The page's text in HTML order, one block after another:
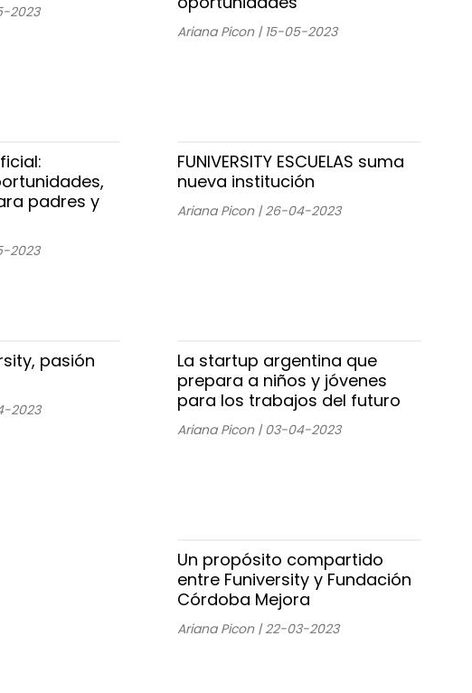
2023
Ariana Picon | 15-05-2023
padres y
2023
FUNIVERSITY ESCUELAS suma
nueva institución
Ariana Picon | 26-04-2023
pasión
2023
La startup argentina que
prepara a niños y jóvenes
para los trabajos del futuro
Ariana Picon | 03-04-2023
Un propósito compartido
entre Funiversity y Fundación
Córdoba Mejora
Ariana Picon | 22-03-2023